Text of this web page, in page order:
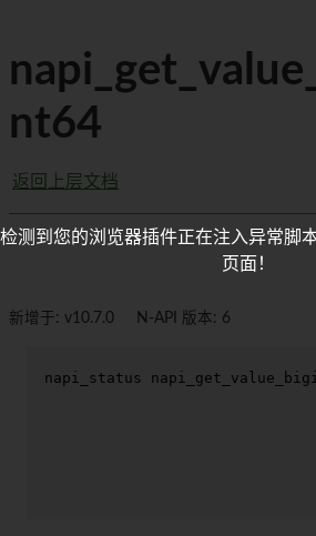
nt64
返回上层文档
新增于: v10.7.0 N-API 版本: 6
napi_status
检测到您的浏览器插件正在注入异常脚
页面！